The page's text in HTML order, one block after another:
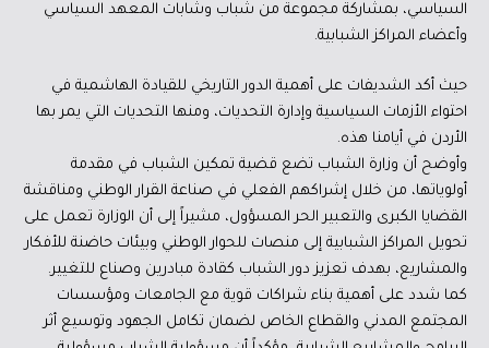
السياسي، بمشاركة مجموعة من شباب وشابات المعهد السياسي
وأعضاء المراكز الشبابية.
حيث أكد الشديفات على أهمية الدور التاريخي للقيادة الهاشمية في
احتواء الأزمات السياسية وإدارة التحديات، ومنها التحديات التي يمر بها
الأردن في أيامنا هذه.
وأوضح أن وزارة الشباب تضع قضية تمكين الشباب في مقدمة
أولوياتها، من خلال إشراكهم الفعلي في صناعة القرار الوطني ومناقشة
القضايا الكبرى والتعبير الحر المسؤول، مشيراً إلى أن الوزارة تعمل على
تحويل المراكز الشبابية إلى منصات للحوار الوطني وبيئات حاضنة للأفكار
والمشاريع، بهدف تعزيز دور الشباب كقادة مبادرين وصناع للتغيير.
كما شدد على أهمية بناء شراكات قوية مع الجامعات ومؤسسات
المجتمع المدني والقطاع الخاص لضمان تكامل الجهود وتوسيع أثر